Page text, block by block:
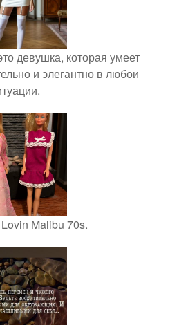
девушка, которая умеет
и элегантно в любои
Malibu 70s.